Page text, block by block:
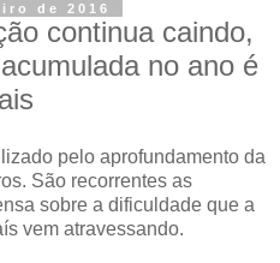
de 2016
continua caindo,
no ano é
pelo aprofundamento da
São recorrentes as
sobre a dificuldade que a
vem atravessando.